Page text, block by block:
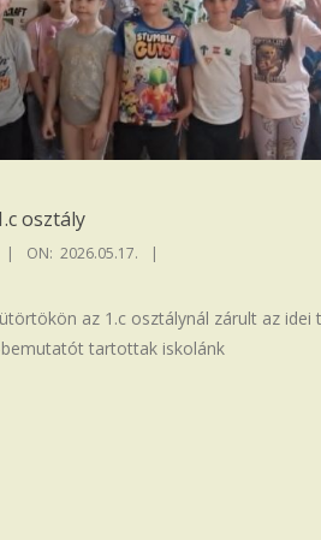
osztály
ON: 2026.05.17.
az 1.c osztálynál zárult az
tartottak iskolánk